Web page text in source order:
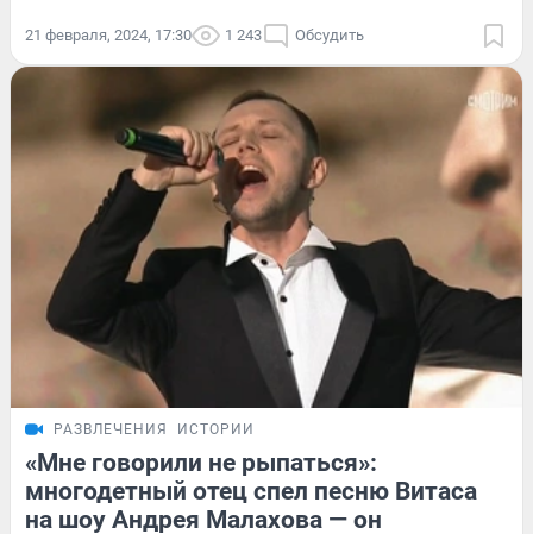
21 февраля, 2024, 17:30 1 243 Обсудить
РАЗВЛЕЧЕНИЯ ИСТОРИИ
«Мне говорили не рыпаться»:
многодетный отец спел песню Витаса
на шоу Андрея Малахова — он